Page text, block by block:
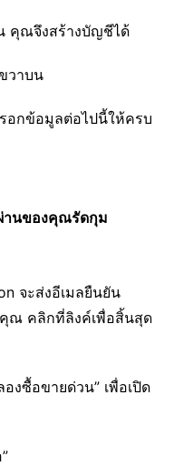
คุณจึงสร้างบัญชีได้
วาบน
กข้อมูลต่อไปนี้ให้ครบ
านของคุณรัดกุม
จะส่งอีเมลยืนยัน
ณ คลิกที่ลิงค์เพื่อสิ้นสุด
งซื้อขายด่วน” เพื่อเปิด